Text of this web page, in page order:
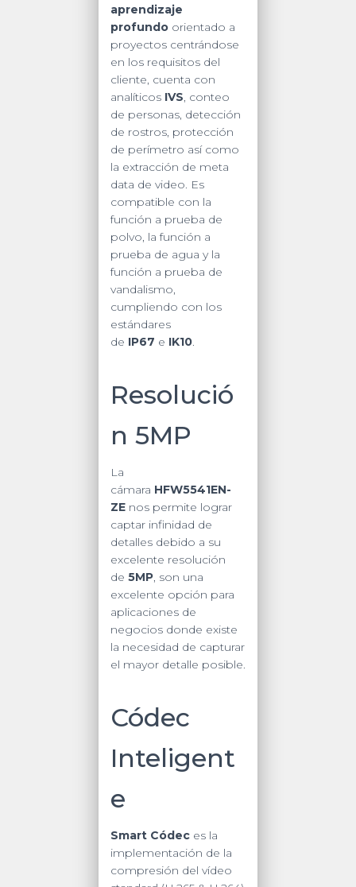
IK10/
Face
Detection/
Protección
Perimetral/
Especial
para
Proyectos/
quantity
aprendizaje
profundo orientado a
proyectos centrándose
en los requisitos del
cliente, cuenta con
analíticos IVS, conteo
de personas, detección
de rostros, protección
de perímetro así como
la extracción de meta
data de video. Es
compatible con la
función a prueba de
polvo, la función a
prueba de agua y la
función a prueba de
vandalismo,
cumpliendo con los
estándares
de IP67 e IK10.
Resolució
n 5MP
La
cámara HFW5541EN-
ZE nos permite lograr
captar infinidad de
detalles debido a su
excelente resolución
de 5MP, son una
excelente opción para
aplicaciones de
negocios donde existe
la necesidad de capturar
el mayor detalle posible.
Códec
Inteligent
e
Smart Códec es la
implementación de la
compresión del vídeo